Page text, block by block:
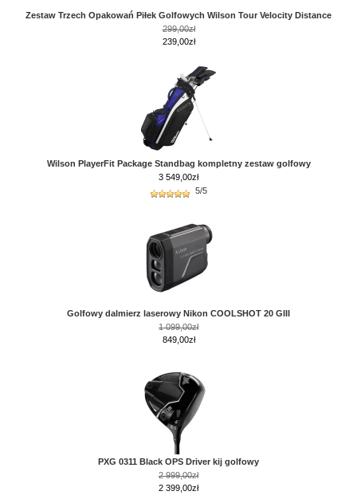
Zestaw Trzech Opakowań Piłek Golfowych Wilson Tour Velocity Distance
299,00zł
239,00zł
Wilson PlayerFit Package Standbag kompletny zestaw golfowy
3 549,00zł
5/5
Golfowy dalmierz laserowy Nikon COOLSHOT 20 GIII
1 099,00zł
849,00zł
PXG 0311 Black OPS Driver kij golfowy
2 999,00zł
2 399,00zł